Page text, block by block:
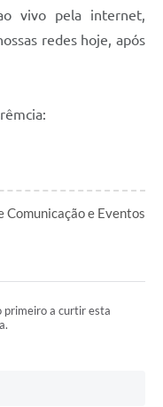
vivo pela internet,
redes hoje, após
Comunicação e Eventos
primeiro a curtir esta